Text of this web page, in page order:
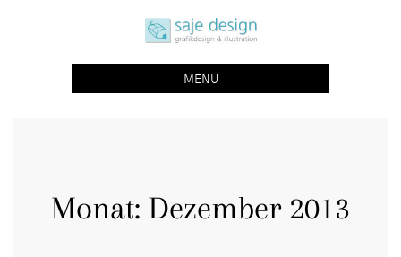
saje design bonn
grafikdesign | buchgestaltung | illustration
MENU
Monat: Dezember 2013